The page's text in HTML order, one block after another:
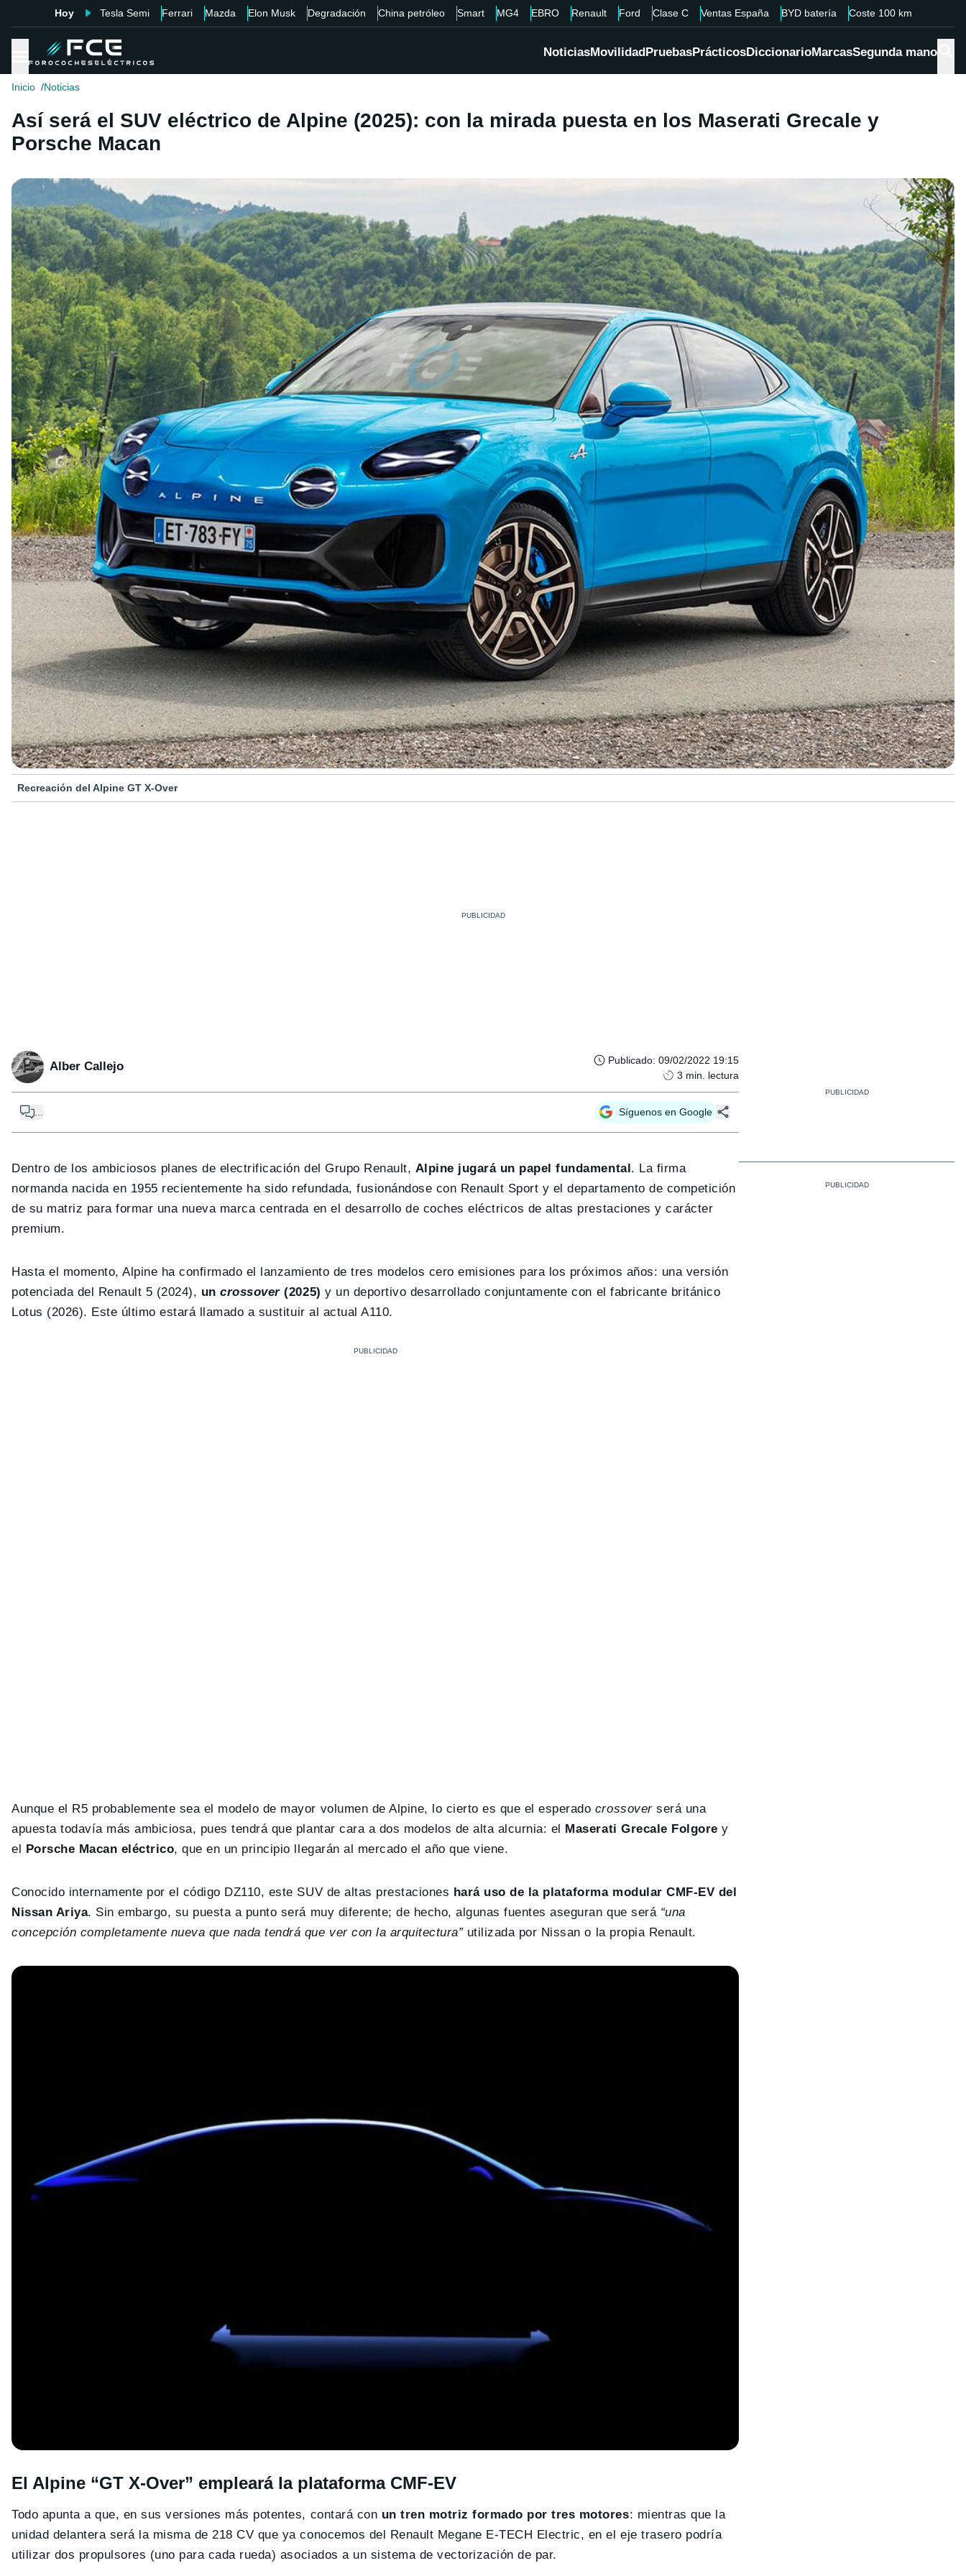
Hoy Tesla Semi Ferrari Mazda Elon Musk Degradación China petróleo Smart MG4 EBRO Renault Ford Clase C Ventas España BYD batería Coste 100 km
NoticiasMovilidadPruebasPrácticosDiccionarioMarcasSegunda mano
Inicio Noticias
Así será el SUV eléctrico de Alpine (2025): con la mirada puesta en los Maserati Grecale y
Porsche Macan
Recreación del Alpine GT X-Over
Alber Callejo Publicado: 09/02/2022 19:15
3 min. lectura
Síguenos en Google
Dentro de los ambiciosos planes de electrificación del Grupo Renault, Alpine jugará un papel fundamental. La firma
normanda nacida en 1955 recientemente ha sido refundada, fusionándose con Renault Sport y el departamento de competición
de su matriz para formar una nueva marca centrada en el desarrollo de coches eléctricos de altas prestaciones y carácter
premium.
Hasta el momento, Alpine ha confirmado el lanzamiento de tres modelos cero emisiones para los próximos años: una versión
potenciada del Renault 5 (2024), uncrossover(2025) y un deportivo desarrollado conjuntamente con el fabricante británico
Lotus (2026). Este último estará llamado a sustituir al actual A110.
Aunque el R5 probablemente sea el modelo de mayor volumen de Alpine, lo cierto es que el esperado crossoverserá una
apuesta todavía más ambiciosa, pues tendrá que plantar cara a dos modelos de alta alcurnia: el Maserati Grecale Folgore y
el Porsche Macan eléctrico, que en un principio llegarán al mercado el año que viene.
Conocido internamente por el código DZ110, este SUV de altas prestaciones hará uso de la plataforma modular CMF-EV del
Nissan Ariya. Sin embargo, su puesta a punto será muy diferente; de hecho, algunas fuentes aseguran que será “una
concepción completamente nueva que nada tendrá que ver con la arquitectura”utilizada por Nissan o la propia Renault.
El Alpine “GT X-Over” empleará la plataforma CMF-EV
Todo apunta a que, en sus versiones más potentes, contará con un tren motriz formado por tres motores: mientras que la
unidad delantera será la misma de 218 CV que ya conocemos del Renault Megane E-TECH Electric, en el eje trasero podría
utilizar dos propulsores (uno para cada rueda) asociados a un sistema de vectorización de par.